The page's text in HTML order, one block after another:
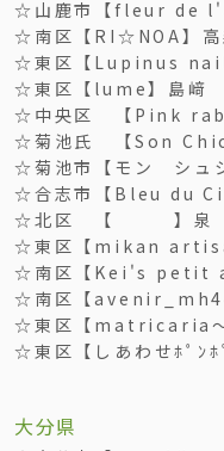
☆山鹿市【fleur de
☆南区【RI☆NOA】
☆東区【Lupinus
☆東区【lume】島﨑
☆中央区 【Pink
☆菊池氏 【Son
☆菊池市【モン シュ
☆合志市【Bleu du
☆北区 【 】泉
☆東区【mikan
☆南区【Kei's petit
☆南区【
☆東区【matricaria～
☆東区【しあわせﾎﾟﾝﾎ
大分県